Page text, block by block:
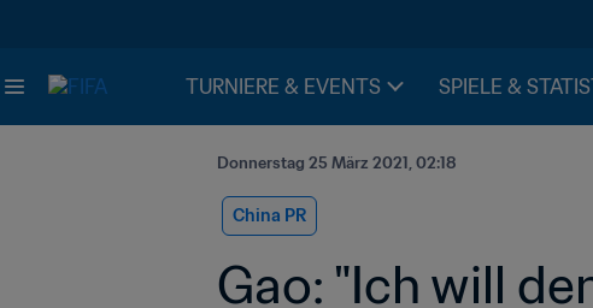
TURNIERE & EVENTS SPIELE &
Donnerstag 25 März 2021, 02:18
China PR
Gao: "Ich will